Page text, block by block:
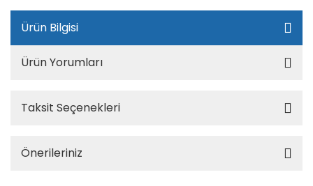
Ürün Bilgisi
Ürün Yorumları
Taksit Seçenekleri
Önerileriniz